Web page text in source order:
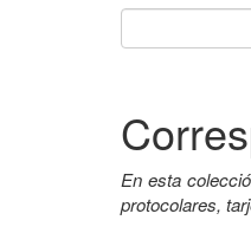
En esta
protocolares,